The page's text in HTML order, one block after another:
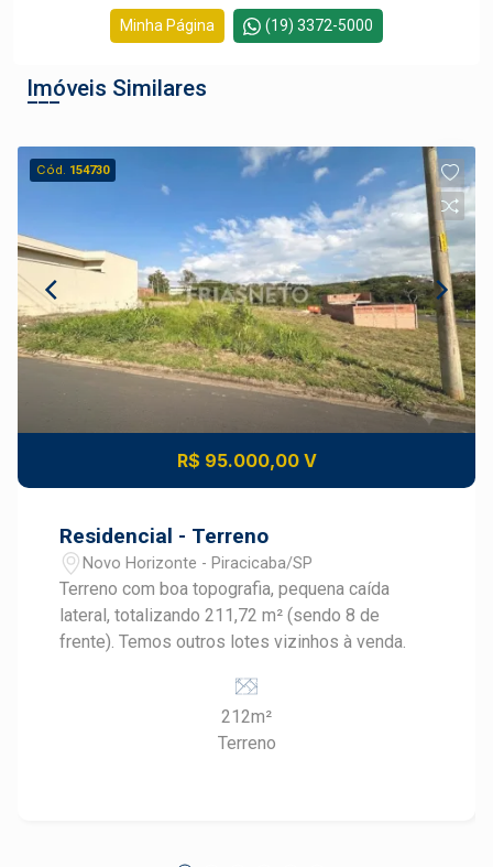
Minha Página (19) 3372-5000
Imóveis Similares
Cód. 154730
R$ 95.000,00 V
Residencial - Terreno
Novo Horizonte - Piracicaba/SP
Terreno com boa topografia, pequena caída
lateral, totalizando 211,72 m² (sendo 8 de
frente). Temos outros lotes vizinhos à venda.
212m²
Terreno